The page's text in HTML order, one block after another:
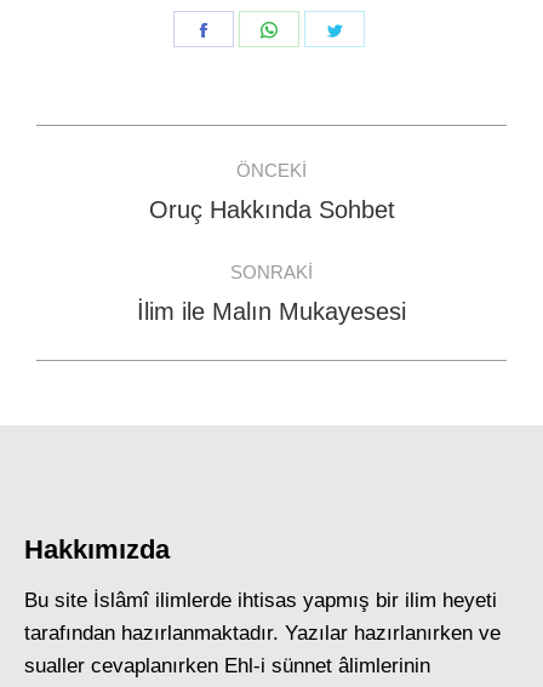
Share
Share
navigation
ÖNCEKI
Previous
Oruç Hakkında Sohbet
SONRAKI
Next
İlim ile Malın Mukayesesi
Hakkımızda
Bu site İslâmî ilimlerde ihtisas yapmış bir ilim heyeti
tarafından hazırlanmaktadır. Yazılar hazırlanırken ve
sualler cevaplanırken Ehl-i sünnet âlimlerinin